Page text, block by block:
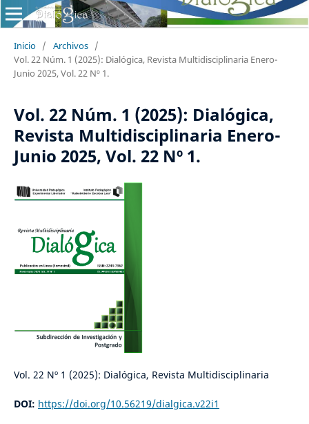
Inicio / Archivos /
Vol. 22 Núm. 1 (2025): Dialógica, Revista Multidisciplinaria Enero-
Junio 2025, Vol. 22 Nº 1.
Vol. 22 Núm. 1 (2025): Dialógica,
Revista Multidisciplinaria Enero-
Junio 2025, Vol. 22 Nº 1.
Vol. 22 Nº 1 (2025): Dialógica, Revista Multidisciplinaria
DOI: https://doi.org/10.56219/dialgica.v22i1